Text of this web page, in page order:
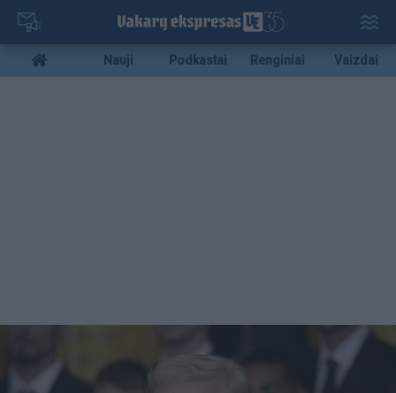
Pereiti
pagrindinį
turinį
Mobile
menu
Nauji Podkastai Renginiai Vaizdai